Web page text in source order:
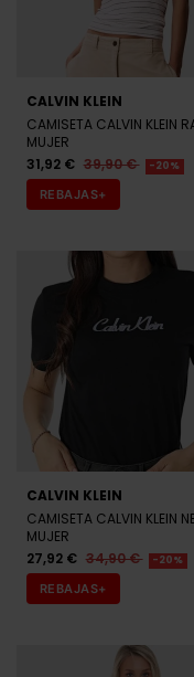
CALVIN KLEIN
CAMISETA CALVIN KLEIN
MUJER
31,92 € 39,90 € -20%
REBAJAS+
CALVIN KLEIN
CAMISETA CALVIN KLEIN
MUJER
27,92 € 34,90 € -20%
REBAJAS+